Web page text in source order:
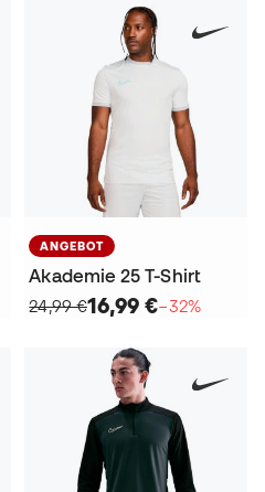
ANGEBOT
Akademie 25 T-Shirt
24,99 €16,99 €−32%